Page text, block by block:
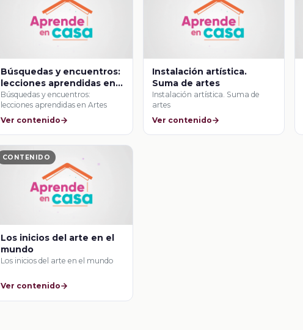
Búsquedas y encuentros:
lecciones aprendidas en
Artes
Búsquedas y encuentros:
lecciones aprendidas en Artes
Ver contenido
Instalación artística.
Suma de artes
Instalación artística. Suma de
artes
Ver contenido
CONTENIDO
Los inicios del arte en el
mundo
Los inicios del arte en el mundo
Ver contenido